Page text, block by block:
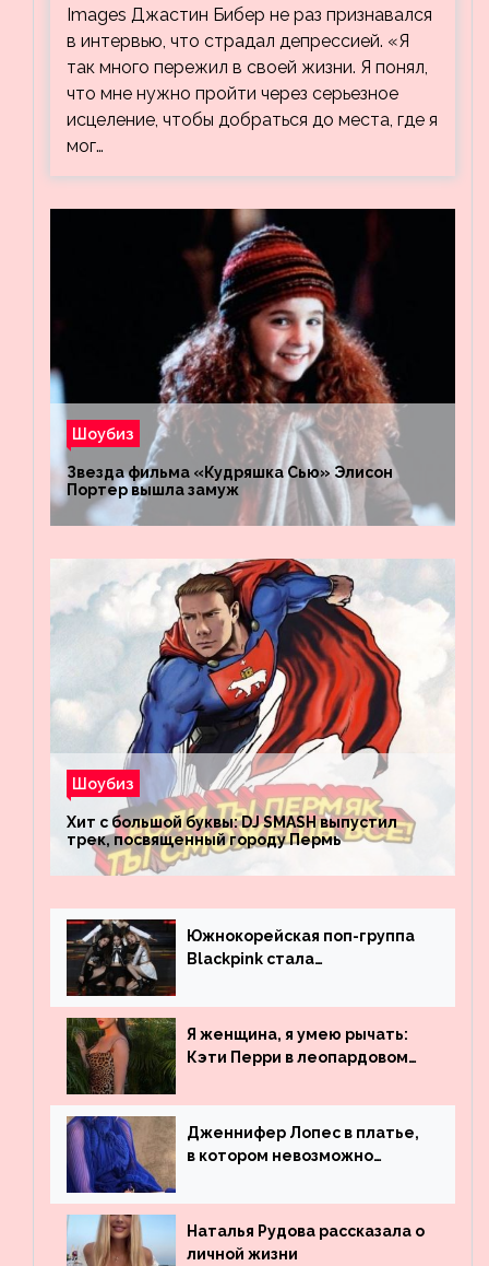
Images Джастин Бибер не раз признавался
в интервью, что страдал депрессией. «Я
так много пережил в своей жизни. Я понял,
что мне нужно пройти через серьезное
исцеление, чтобы добраться до места, где я
мог…
Шоубиз
Звезда фильма «Кудряшка Сью» Элисон
Портер вышла замуж
Шоубиз
Хит с большой буквы: DJ SMASH выпустил
трек, посвященный городу Пермь
Южнокорейская поп-группа
Blackpink стала
просмотрам на YouTube. Они
обогнали даже Джастина
Бибера
Я женщина, я умею рычать:
Кэти Перри в леопардовом
Дженнифер Лопес в платье,
в котором невозможно
Наталья Рудова рассказала о
личной жизни